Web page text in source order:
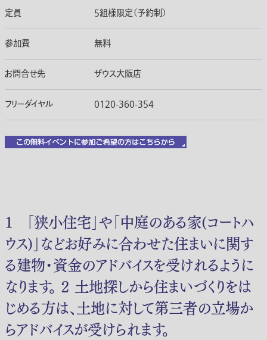
定員 5組様限定（予約制）
参加費 無料
お問合せ先 ザウス大阪店
フリーダイヤル 0120-360-354
１ 「狭小住宅｣や「中庭のある家(コートハ
ウス)｣などお好みに合わせた住まいに関す
る建物・資金のアドバイスを受けれるように
なります。 ２ 土地探しから住まいづくりをは
じめる方は、土地に対して第三者の立場か
らアドバイスが受けられます。